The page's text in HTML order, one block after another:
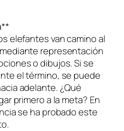
elefantes van camino al
representación
o dibujos. Si se
el término, se puede
adelante. ¿Qué
primero a la meta? En
se ha probado este